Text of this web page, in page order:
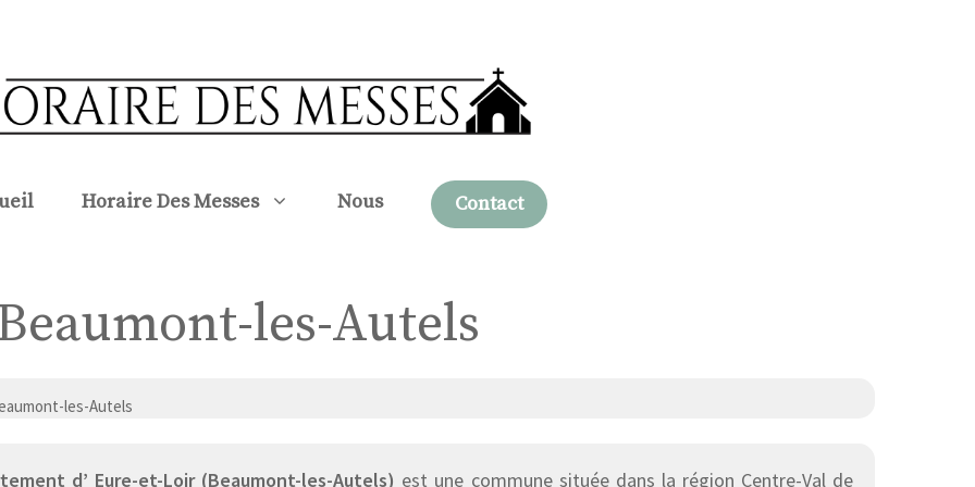
Horaire Des Messes Nous Contact
les-Autels
les-Autels
d’ Eure-et-Loir (Beaumont-les-Autels) est une commune située dans la région Centre-Val de